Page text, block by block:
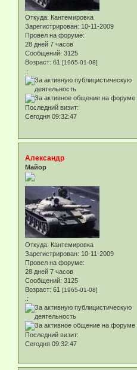
Откуда: Кантемировка
Зарегистрирован: 10-11-2009
Провел на форуме:
28 дней 7 часов
Сообщений: 3125
Возраст: 61 [1965-01-08]
.:
Последний визит:
Сегодня 09:32:47
Александр
Майор
Откуда: Кантемировка
Зарегистрирован: 10-11-2009
Провел на форуме:
28 дней 7 часов
Сообщений: 3125
Возраст: 61 [1965-01-08]
.:
Последний визит:
Сегодня 09:32:47